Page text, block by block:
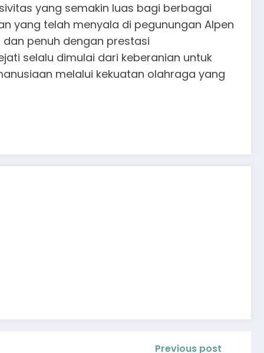
yang semakin luas bagi berbagai
yang telah menyala di pegunungan Alpen
penuh dengan prestasi
selalu dimulai dari keberanian untuk
melalui kekuatan olahraga yang
Previous post